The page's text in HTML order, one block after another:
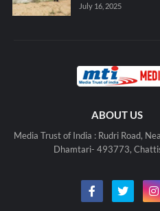
July 16, 2025
ABOUT US
Media Trust of India : Rudri Road,
Dhamtari- 493773,